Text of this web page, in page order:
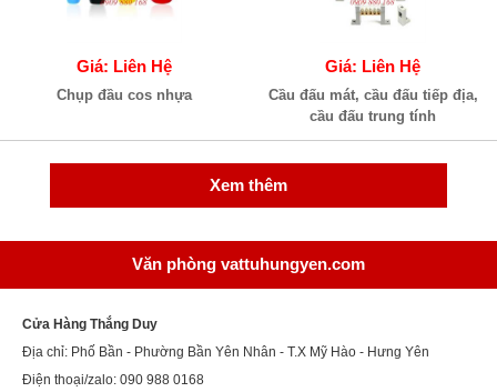
Giá: Liên Hệ
Chụp đầu cos nhựa
Giá: Liên Hệ
Cầu đấu mát, cầu đấu tiếp địa,
cầu đấu trung tính
Xem thêm
Văn phòng vattuhungyen.com
Cửa Hàng Thắng Duy
Địa chỉ: Phố Bần - Phường Bần Yên Nhân - T.X Mỹ Hào - Hưng Yên
Điện thoại/zalo: 090 988 0168